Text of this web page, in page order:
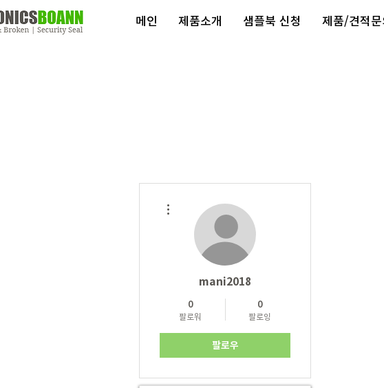
메인 제품소개 샘플북 신청 제품/견적문
mani2018
0
팔로워
0
팔로잉
팔로우